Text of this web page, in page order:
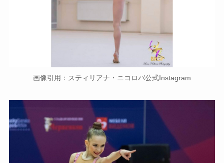
画像引用：スティリアナ・ニコロバ公式Instagram